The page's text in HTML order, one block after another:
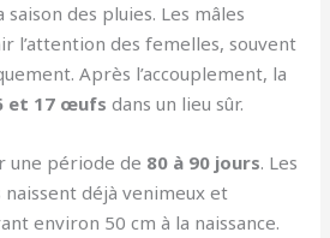
des pluies. Les mâles
l’attention des femelles, souvent
Après l’accouplement, la
et 17 œufs dans un lieu sûr.
une période de 80 à 90 jours. Les
déjà venimeux et
environ 50 cm à la naissance.